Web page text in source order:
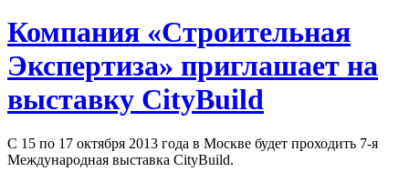
Компания «Строительная
Экспертиза» приглашает на
выставку CityBuild
С 15 по 17 октября 2013 года в Москве будет проходить 7-я
Международная выставка CityBuild.